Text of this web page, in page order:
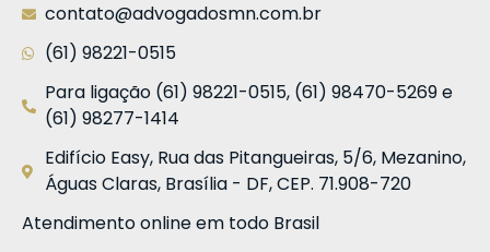
contato@advogadosmn.com.br
(61) 98221-0515
Para ligação (61) 98221-0515, (61) 98470-5269 e
(61) 98277-1414
Edifício Easy, Rua das Pitangueiras, 5/6, Mezanino,
Águas Claras, Brasília - DF, CEP. 71.908-720
Atendimento online em todo Brasil